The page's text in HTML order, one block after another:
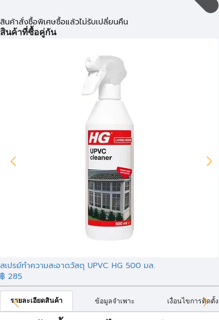
สินค้าสั่งซื้อพิเศษซื้อแล้วไม่รับเปลี่ยนคืน
สินค้าที่ซื้อคู่กัน
สเปรย์ทำความสะอาดวัสดุ UPVC HG 500 มล.
฿ 285
รายละเอียดสินค้า ข้อมูลจำเพาะ เงื่อนไขการติดตั้ง